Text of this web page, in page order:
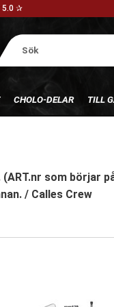
5.0 ✰
CHOLO-DELAR TILL
som börjar
/ Calles Crew